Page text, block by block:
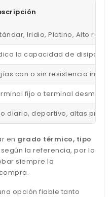
Iridio, Platino, Alto
la capacidad de disipar
con o sin resistencia
fijo o terminal
diario, deportivo, altas
en grado térmico, tipo
según la referencia, por lo
siempre la
opción fiable tanto